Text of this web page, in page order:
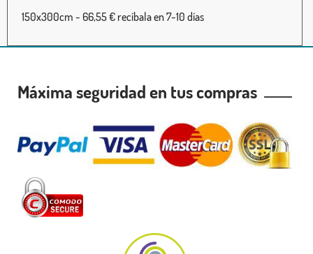
150x300cm - 66,55 € recíbala en 7-10 días
Máxima seguridad en tus compras